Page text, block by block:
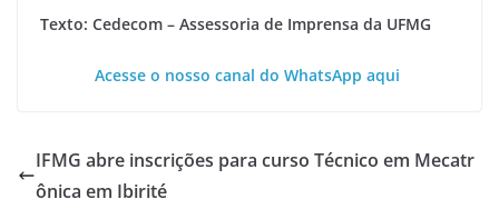
Texto: Cedecom – Assessoria de Imprensa da UFMG
Acesse o nosso canal do WhatsApp aqui
IFMG abre inscrições para curso Técnico em Mecatr
ônica em Ibirité